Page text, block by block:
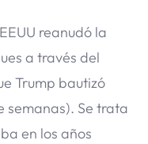
reanudó la
a través del
Trump bautizó
semanas). Se trata
en los años